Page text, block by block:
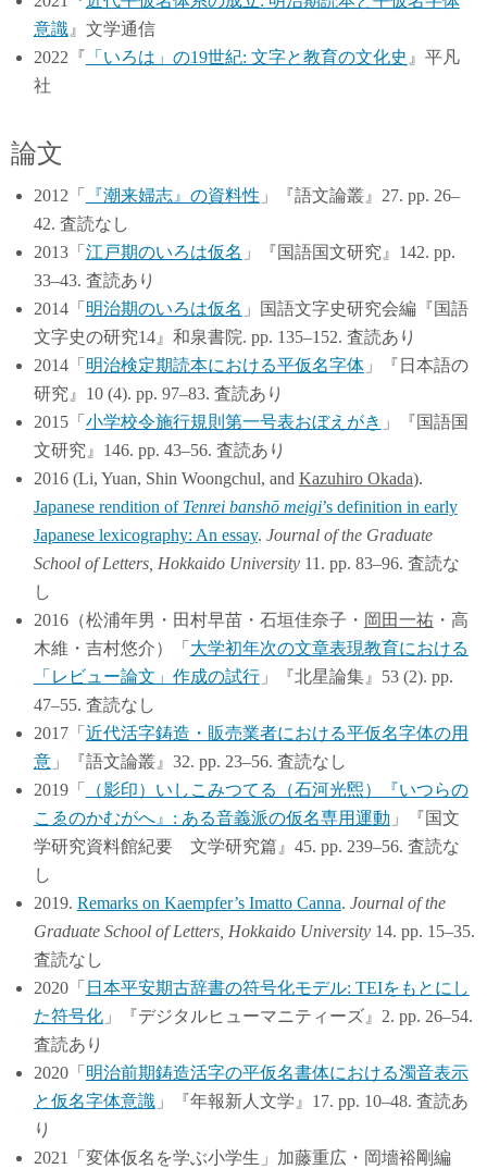
意識』文学通信
2022『 「いろは」の19世紀: 文字と教育の文化史 』平凡
社
論文
2012「 『潮来婦志』の資料性 」『語文論叢』27. pp. 26–
42. 査読なし
2013「 江戸期のいろは仮名 」『国語国文研究』142. pp.
33–43. 査読あり
2014「 明治期のいろは仮名 」国語文字史研究会編『国語
文字史の研究14』和泉書院. pp. 135–152. 査読あり
2014「 明治検定期読本における平仮名字体」『日本語の
研究』10 (4). pp. 97–83. 査読あり
2015「 小学校令施行規則第一号表おぼえがき 」『国語国
文研究』146. pp. 43–56. 査読あり
2016 (Li, Yuan, Shin Woongchul, and Kazuhiro Okada).
Japanese rendition of Tenrei banshō meigi’s definition in early
Japanese lexicography: An essay. Journal of the Graduate
School of Letters, Hokkaido University11. pp. 83–96. 査読な
し
2016（松浦年男・田村早苗・石垣佳奈子・ 岡田一祐・高
木維・吉村悠介）「 大学初年次の文章表現教育における
「レビュー論文」作成の試行」『北星論集』53 (2). pp.
47–55. 査読なし
2017「 近代活字鋳造・販売業者における平仮名字体の用
意」『語文論叢』32. pp. 23–56. 査読なし
2019「
（影印）いしこみつてる（石河光煕）『いつらの
こゑのかむがへ』: ある音義派の仮名専用運動 」『国文
学研究資料館紀要 文学研究篇』45. pp. 239–56. 査読な
し
2019. Remarks on Kaempfer’s Imatto Canna. Journal of the
Graduate School of Letters, Hokkaido University14. pp. 15–35.
査読なし
2020「 日本平安期古辞書の符号化モデル: TEIをもとにし
た符号化」『デジタルヒューマニティーズ』2. pp. 26–54.
査読あり
2020「 明治前期鋳造活字の平仮名書体における濁音表示
と仮名字体意識」『年報新人文学』17. pp. 10–48. 査読あ
り
2021「変体仮名を学ぶ小学生」加藤重広・岡墻裕剛編